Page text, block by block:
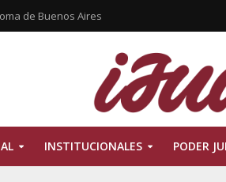
de Buenos Aires
INSTITUCIONALES PODER